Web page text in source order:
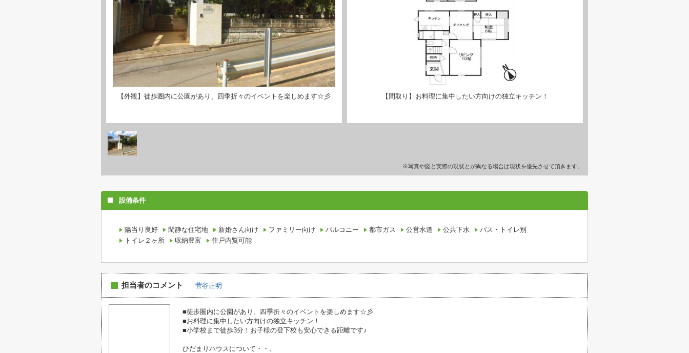
【外観】徒歩圏内に公園があり、四季折々のイベントを楽しめます☆彡 【間取り】お料理に集中したい方向けの独立キッチン！
※写真や図と実際の現状とが異なる場合は現状を優先させて頂きます。
設備条件
陽当り良好 閑静な住宅地 新婚さん向け ファミリー向け バルコニー 都市ガス 公営水道 公共下水
バス・トイレ別
トイレ２ヶ所
収納豊富 住戸内覧可能
担当者のコメント 菅谷正明
■徒歩圏内に公園があり、四季折々のイベントを楽しめます☆彡
■お料理に集中したい方向けの独立キッチン！
■小学校まで徒歩3分！お子様の登下校も安心できる距離です♪
ひだまりハウスについて・・。